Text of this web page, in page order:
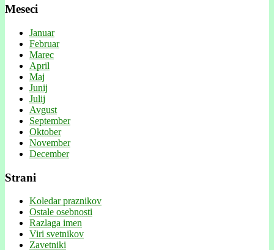
Meseci
Januar
Februar
Marec
April
Maj
Junij
Julij
Avgust
September
Oktober
November
December
Strani
Koledar praznikov
Ostale osebnosti
Razlaga imen
Viri svetnikov
Zavetniki